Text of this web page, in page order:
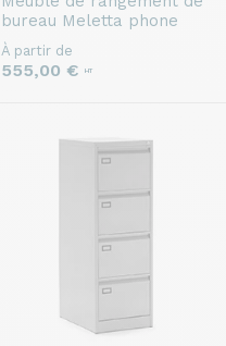
bureau Meletta phone
À partir de
555,00 € HT